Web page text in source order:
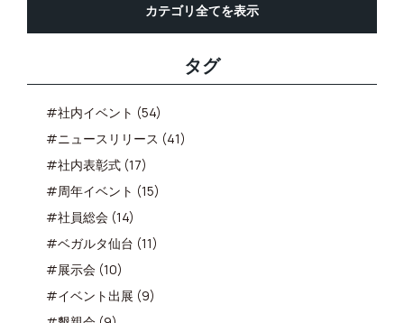
カテゴリ全てを表示
タグ
#社内イベント (54)
#ニュースリリース (41)
#社内表彰式 (17)
#周年イベント (15)
#社員総会 (14)
#ベガルタ仙台 (11)
#展示会 (10)
#イベント出展 (9)